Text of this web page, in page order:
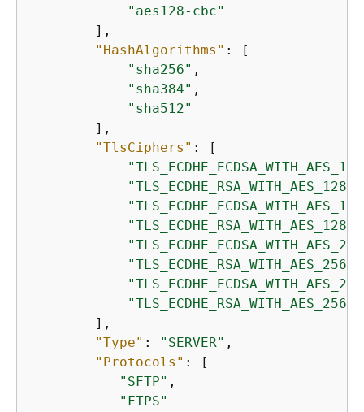
"aes128-cbc"
        ],
"HashAlgorithms" : [
"sha256" ,
"sha384" ,
"sha512"
        ],
"TlsCiphers" : [
        ],
"Type" : "SERVER" ,
"Protocols" : [
"SFTP" ,
"FTPS"